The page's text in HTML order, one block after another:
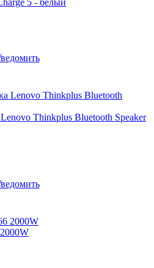
5 - белый
Thinkplus Bluetooth Speaker